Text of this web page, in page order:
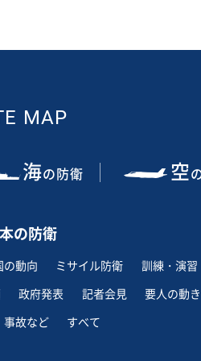
MAP
海の防衛 空
の防衛
の動向 ミサイル防衛
訓練・演習
政府発表 記者会見
要人の動き
事故など すべて